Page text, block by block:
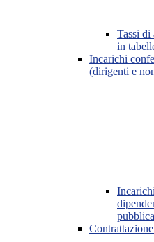
Tassi di
in
Incarichi
(dirigenti e